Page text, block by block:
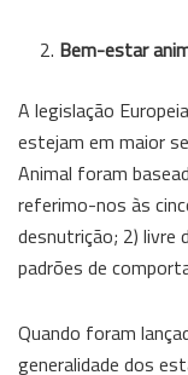
Bem-estar
A legislação
estejam em maior
Animal foram
referimo-nos às
desnutrição; 2) livre
padrões de
Quando foram
generalidade dos